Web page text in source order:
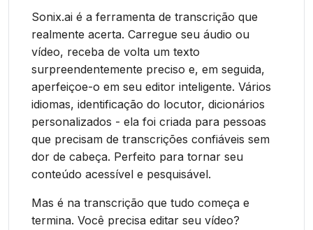
Sonix.ai é a ferramenta de transcrição que
realmente acerta. Carregue seu áudio ou
vídeo, receba de volta um texto
surpreendentemente preciso e, em seguida,
aperfeiçoe-o em seu editor inteligente. Vários
idiomas, identificação do locutor, dicionários
personalizados - ela foi criada para pessoas
que precisam de transcrições confiáveis sem
dor de cabeça. Perfeito para tornar seu
conteúdo acessível e pesquisável.
Mas é na transcrição que tudo começa e
termina. Você precisa editar seu vídeo?